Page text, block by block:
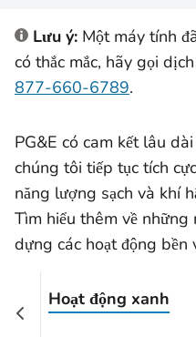
Lưu ý: Một máy tính
có thắc mắc, hãy gọi
877-660-6789.
PG&E có cam kết lâu
chúng tôi tiếp tục tích
năng lượng sạch và khí
Tìm hiểu thêm về những
dựng các hoạt động bền
Hoạt động xanh